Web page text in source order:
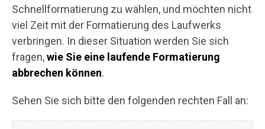
Schnellformatierung zu wählen, und möchten nicht
viel Zeit mit der Formatierung des Laufwerks
verbringen. In dieser Situation werden Sie sich
fragen,wie Sie eine laufende Formatierung
abbrechen können.
Sehen Sie sich bitte den folgenden rechten Fall an: